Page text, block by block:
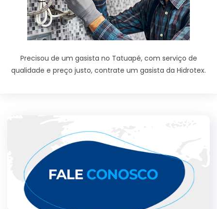
Precisou de um gasista no Tatuapé, com serviço de
qualidade e preço justo, contrate um gasista da Hidrotex.